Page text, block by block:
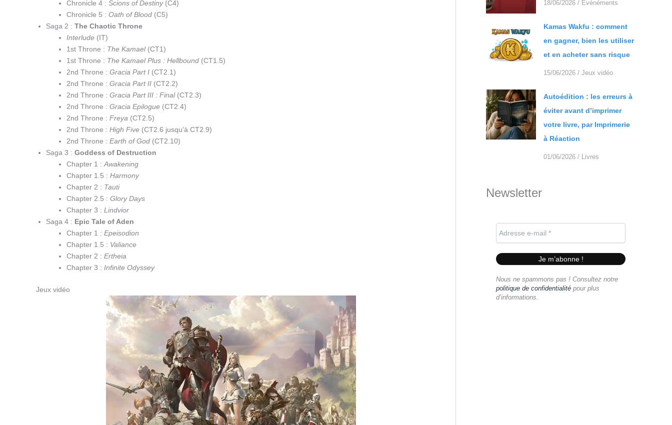
Chronicle 4 : Scions of Destiny(C4)
Chronicle 5 : Oath of Blood (C5)
Saga 2 : The Chaotic Throne
Interlude (IT)
1st Throne : The Kamael(CT1)
1st Throne : The Kamael Plus : Hellbound (CT1.5)
2nd Throne : Gracia Part I (CT2.1)
2nd Throne : Gracia Part II (CT2.2)
2nd Throne : Gracia Part III : Final(CT2.3)
2nd Throne : Gracia Epilogue (CT2.4)
2nd Throne : Freya (CT2.5)
2nd Throne : High Five (CT2.6 jusqu’à CT2.9)
2nd Throne : Earth of God (CT2.10)
Saga 3 : Goddess of Destruction
Chapter 1 : Awakening
Chapter 1.5 : Harmony
Chapter 2 : Tauti
Chapter 2.5 : Glory Days
Chapter 3 : Lindvior
Saga 4 : Epic Tale of Aden
Chapter 1 : Epeisodion
Chapter 1.5 : Valiance
Chapter 2 : Ertheia
Chapter 3 : Infinite Odyssey
Jeux vidéo
18/06/2026 / Événéments
Kamas Wakfu : comment
en gagner, bien les utiliser
et en acheter sans risque
15/06/2026 / Jeux vidéo
Autoédition : les erreurs à
éviter avant d’imprimer
votre livre, par Imprimerie
à Réaction
01/06/2026 / Livres
Newsletter
Nous ne spammons pas ! Consultez notre
politique de confidentialité pour plus
d’informations.